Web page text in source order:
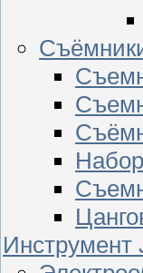
Инструмент